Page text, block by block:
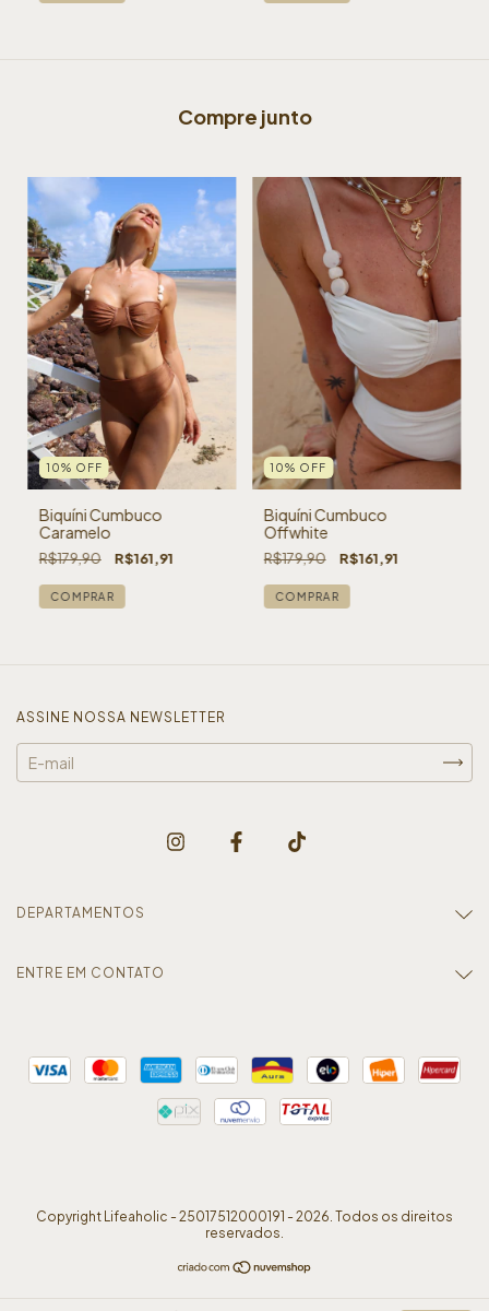
Compre junto
10% OFF
Biquíni Cumbuco
Caramelo
R$179,90 R$161,91
COMPRAR
10% OFF
Biquíni Cumbuco
Offwhite
R$179,90 R$161,91
COMPRAR
ASSINE NOSSA NEWSLETTER
DEPARTAMENTOS
ENTRE EM CONTATO
Copyright Lifeaholic - 25017512000191 - 2026. Todos os direitos
reservados.